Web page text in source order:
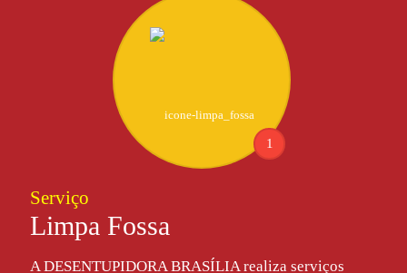
1
Serviço
Limpa Fossa
A DESENTUPIDORA BRASÍLIA realiza serviços